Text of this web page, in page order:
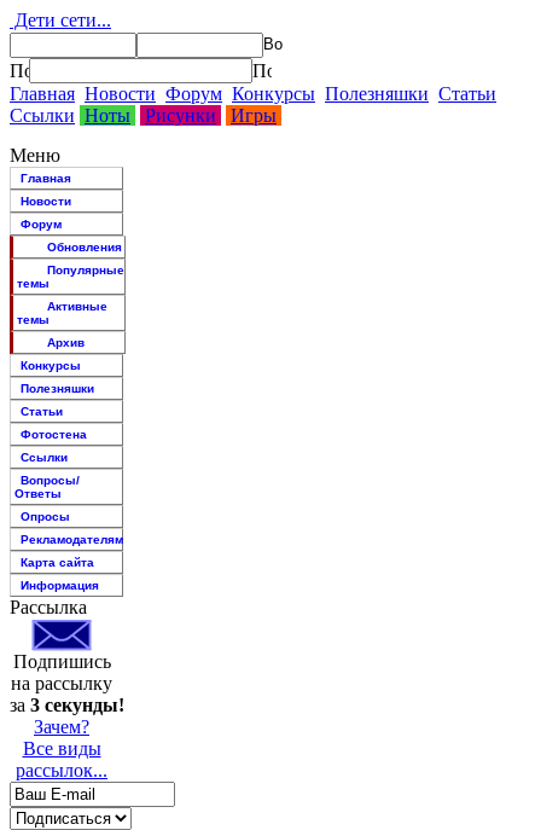
Дети сети...
Главная Новости Форум Конкурсы Полезняшки Статьи
Ссылки Ноты Рисунки
Игры
Меню
Главная
Новости
Форум
Обновления
Популярные
темы
Активные
темы
Архив
Конкурсы
Полезняшки
Статьи
Фотостена
Ссылки
Вопросы/
Ответы
Опросы
Рекламодателям
Карта сайта
Информация
Рассылка
Подпишись
на рассылку
за 3 секунды!
Зачем?
Все виды
рассылок...